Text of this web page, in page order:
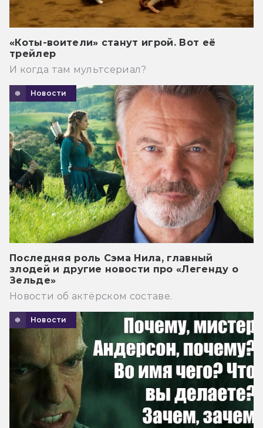
«Коты-воители» станут игрой. Вот её
трейлер
И когда там мультсериал?
Новости
Последняя роль Сэма Нила, главный
злодей и другие новости про «Легенду о
Зельде»
Новости об актёрском составе.
Новости